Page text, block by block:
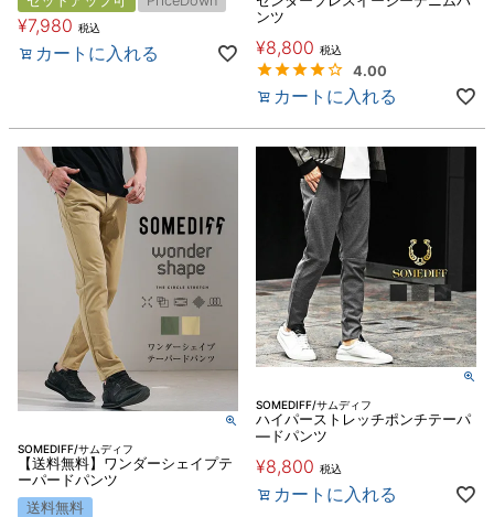
¥7,980 税込
カートに入れる
ンツ
¥8,800 税込
4.00
カートに入れる
SOMEDIFF/サムディフ
【送料無料】ワンダーシェイプテ
ーパードパンツ
送料無料
SOMEDIFF/サムディフ
ハイパーストレッチポンチテーパ
―ドパンツ
¥8,800 税込
カートに入れる